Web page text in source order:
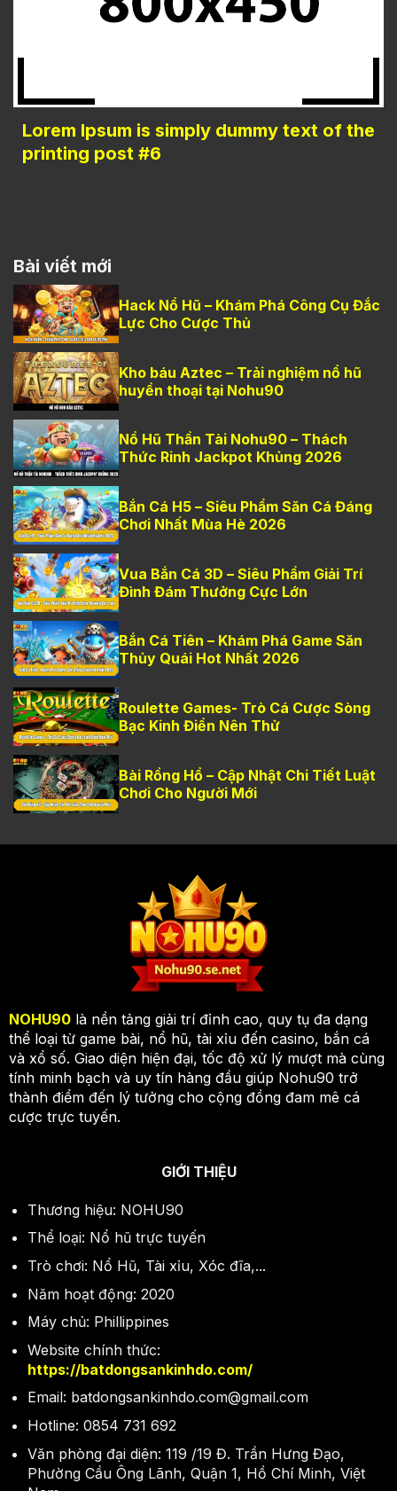
Lorem Ipsum is simply dummy text of the
printing post #6
Bài viết mới
Hack Nổ Hũ – Khám Phá Công Cụ Đắc
Lực Cho Cược Thủ
Kho báu Aztec – Trải nghiệm nổ hũ
huyền thoại tại Nohu90
Nổ Hũ Thần Tài Nohu90 – Thách
Thức Rinh Jackpot Khủng 2026
Bắn Cá H5 – Siêu Phẩm Săn Cá Đáng
Chơi Nhất Mùa Hè 2026
Vua Bắn Cá 3D – Siêu Phẩm Giải Trí
Đình Đám Thưởng Cực Lớn
Bắn Cá Tiên – Khám Phá Game Săn
Thủy Quái Hot Nhất 2026
Roulette Games- Trò Cá Cược Sòng
Bạc Kinh Điển Nên Thử
Bài Rồng Hổ – Cập Nhật Chi Tiết Luật
Chơi Cho Người Mới
NOHU90là nền tảng giải trí đỉnh cao, quy tụ đa dạng
thể loại từ game bài, nổ hũ, tài xỉu đến casino, bắn cá
và xổ số. Giao diện hiện đại, tốc độ xử lý mượt mà cùng
tính minh bạch và uy tín hàng đầu giúp Nohu90 trở
thành điểm đến lý tưởng cho cộng đồng đam mê cá
cược trực tuyến.
GIỚI THIỆU
Thương hiệu: NOHU90
Thể loại: Nổ hũ trực tuyến
Trò chơi: Nổ Hũ, Tài xỉu, Xóc đĩa,...
Năm hoạt động: 2020
Máy chủ: Phillippines
Website chính thức:
https://batdongsankinhdo.com/
Email: batdongsankinhdo.com@gmail.com
Hotline: 0854 731 692
Văn phòng đại diện: 119 /19 Đ. Trần Hưng Đạo,
Phường Cầu Ông Lãnh, Quận 1, Hồ Chí Minh, Việt